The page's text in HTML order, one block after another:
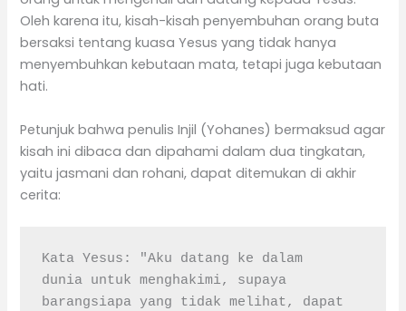
Oleh karena itu, kisah-kisah penyembuhan orang buta
bersaksi tentang kuasa Yesus yang tidak hanya
menyembuhkan kebutaan mata, tetapi juga kebutaan
hati.
Petunjuk bahwa penulis Injil (Yohanes) bermaksud agar
kisah ini dibaca dan dipahami dalam dua tingkatan,
yaitu jasmani dan rohani, dapat ditemukan di akhir
cerita:
Kata Yesus: "Aku datang ke dalam
dunia untuk menghakimi, supaya
barangsiapa yang tidak melihat, dapat